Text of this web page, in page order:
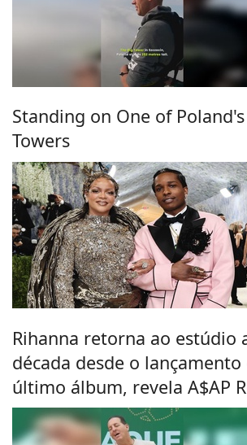
Standing on One of
Towers
Rihanna retorna ao estúdio
década desde o lançamento
último álbum, revela A$AP